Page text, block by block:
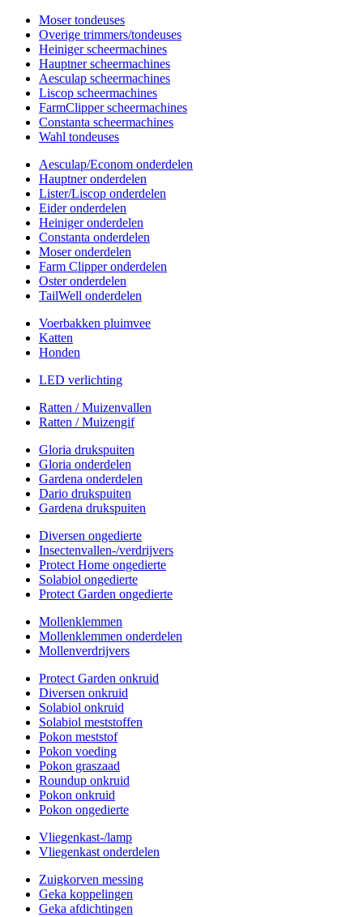
Moser tondeuses
Overige trimmers/tondeuses
Heiniger scheermachines
Hauptner scheermachines
Aesculap scheermachines
Liscop scheermachines
FarmClipper scheermachines
Constanta scheermachines
Wahl tondeuses
Aesculap/Econom onderdelen
Hauptner onderdelen
Lister/Liscop onderdelen
Eider onderdelen
Heiniger onderdelen
Constanta onderdelen
Moser onderdelen
Farm Clipper onderdelen
Oster onderdelen
TailWell onderdelen
Voerbakken pluimvee
Katten
Honden
LED verlichting
Ratten / Muizenvallen
Ratten / Muizengif
Gloria drukspuiten
Gloria onderdelen
Gardena onderdelen
Dario drukspuiten
Gardena drukspuiten
Diversen ongedierte
Insectenvallen-/verdrijvers
Protect Home ongedierte
Solabiol ongedierte
Protect Garden ongedierte
Mollenklemmen
Mollenklemmen onderdelen
Mollenverdrijvers
Protect Garden onkruid
Diversen onkruid
Solabiol onkruid
Solabiol meststoffen
Pokon meststof
Pokon voeding
Pokon graszaad
Roundup onkruid
Pokon onkruid
Pokon ongedierte
Vliegenkast-/lamp
Vliegenkast onderdelen
Zuigkorven messing
Geka koppelingen
Geka afdichtingen